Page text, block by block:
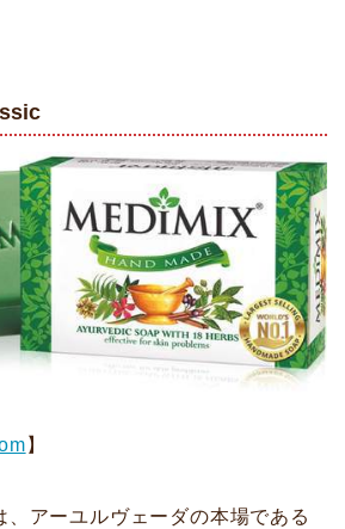
】
、アーユルヴェーダの本場である